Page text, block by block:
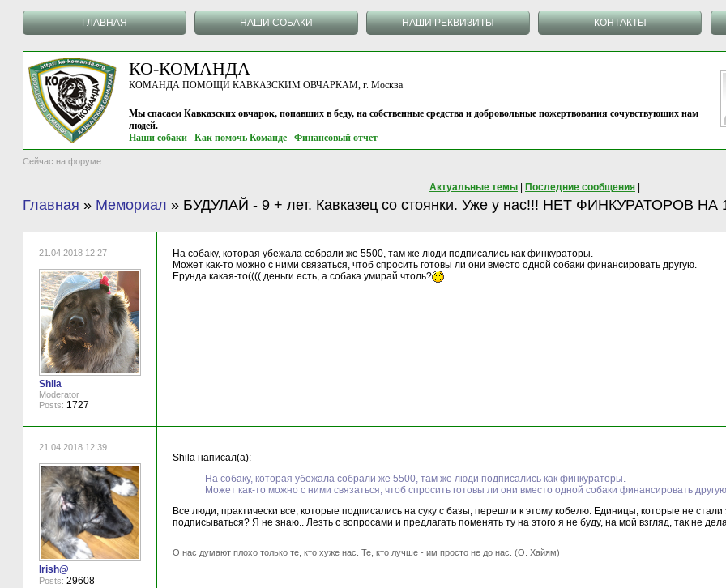
ГЛАВНАЯ НАШИ СОБАКИ НАШИ РЕКВИЗИТЫ КОНТАКТЫ
КО-КОМАНДА
КОМАНДА ПОМОЩИ КАВКАЗСКИМ ОВЧАРКАМ, г. Москва
Мы спасаем Кавказских овчарок, попавших в беду, на собственные средства и добровольные пожертвования сочувствующих нам
людей.
Наши собаки
Как помочь Команде Финансовый отчет
Сейчас на форуме:
Актуальные темы Последние сообщения
Главная » Мемориал » БУДУЛАЙ - 9 + лет. Кавказец со стоянки. Уже у нас!!! НЕТ ФИНКУРАТОРОВ НА
21.04.2018 12:27
Shila
Moderator
Posts: 1727
На собаку, которая убежала собрали же 5500, там же люди подписались как финкураторы.
Может как-то можно с ними связаться, чтоб спросить готовы ли они вместо одной собаки финансировать другую.
Ерунда какая-то(((( деньги есть, а собака умирай чтоль?
21.04.2018 12:39
Irish@
Posts: 29608
Shila написал(а):
На собаку, которая убежала собрали же 5500, там же люди подписались как финкураторы.
Может как-то можно с ними связаться, чтоб спросить готовы ли они вместо одной собаки финансировать
Все люди, практически все, которые подписались на суку с базы, перешли к этому кобелю. Единицы, которые не
подписываться? Я не знаю.. Лезть с вопросами и предлагать поменять ту на этого я не буду, на мой взгляд, так не
--
О нас думают плохо только те, кто хуже нас. Те, кто лучше - им просто не до нас. (О. Хайям)